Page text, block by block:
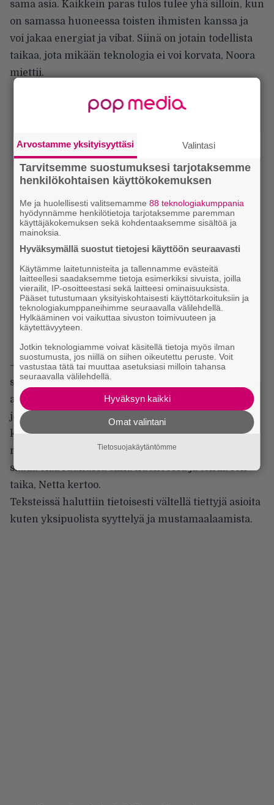
sama asia. Kaikkein paras tulos tulee yhä silloin, kun
on samassa huoneessa toisten ihmisten kanssa ja
voi jakaa energiat ja vibat. Siinä on jotain todellista
taikaa, jota mikään teknologia ei voi korvata, Noora
miettii.
– Noora oli meillä yökylässä, kun teimme
sanoituksia. Nino osasi lukea tilannetta hienosti ja
antoi meille tilaa aina kun aloimme keskustella
jostain aiheesta, joka meidän oli tärkeää käydä läpi
kahdestaan. Nino ymmärsi ja kunnioitti sitä, että
meidän kahden, minun ja Nooran, energian täytyy
saada elää rauhassa siinä huoneessa ja tehdä sen
taika, Netta kertoo.
Teksteissä haluttiin tietoisesti vältellä tiettyjä asioita
kuten yksipuolista syyttelyä ja mustamaalaamista.
Arvostamme yksityisyyttäsi Valintasi
Tarvitsemme suostumuksesi tarjotaksemme
henkilökohtaisen käyttökokemuksen
Me ja huolellisesti valitsemamme88 teknologiakumppania
hyödynnämme henkilötietoja tarjotaksemme paremman
käyttäjäkokemuksen sekä kohdentaaksemme sisältöä ja
mainoksia.
Hyväksymällä suostut tietojesi käyttöön seuraavasti
Käytämme laitetunnisteita ja tallennamme evästeitä
laitteellesi saadaksemme tietoja esimerkiksi sivuista, joilla
vierailit, IP-osoitteestasi sekä laitteesi ominaisuuksista.
Pääset tutustumaan yksityiskohtaisesti käyttötarkoituksiin ja
teknologiakumppaneihimme seuraavalla välilehdellä.
Hylkääminen voi vaikuttaa sivuston toimivuuteen ja
käytettävyyteen.
Jotkin teknologiamme voivat käsitellä tietoja myös ilman
suostumusta, jos niillä on siihen oikeutettu peruste. Voit
vastustaa tätä tai muuttaa asetuksiasi milloin tahansa
seuraavalla välilehdellä.
Hyväksyn kaikki
Omat valintani
Tietosuojakäytäntömme